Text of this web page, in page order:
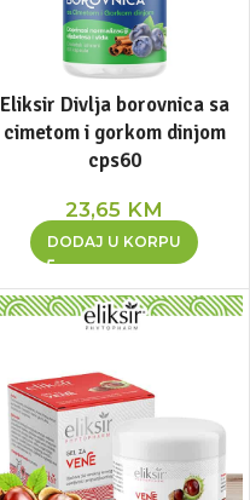
Eliksir Divlja borovnica sa
cimetom i gorkom dinjom
cps60
23,65 KM
DODAJ U KORPU